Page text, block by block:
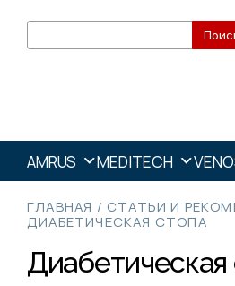
AMRUS MEDITECH
ГЛАВНАЯ / СТАТЬИ И
ДИАБЕТИЧЕСКАЯ СТОПА
Диабетическая